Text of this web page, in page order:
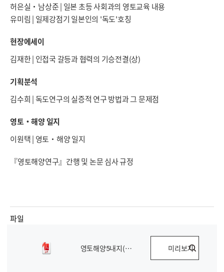
허은실·남상준 | 일본 초등 사회과의 영토교육 내용
유미림 | 일제강점기 일본인의 '독도'호칭
현장에세이
김재한 | 인접국 갈등과 협력의 기승전결(상)
기획분석
김수희 | 독도연구의 실증적 연구 방법과 그 문제점
영토·해양 일지
이원택 | 영토·해양 일지
『영토해양연구』간행 및 논문 심사 규정
파일
영토해양5내지(워터마크).pdf 미리보기